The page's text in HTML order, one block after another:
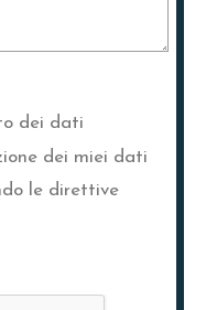
dei dati
dei miei dati
le direttive